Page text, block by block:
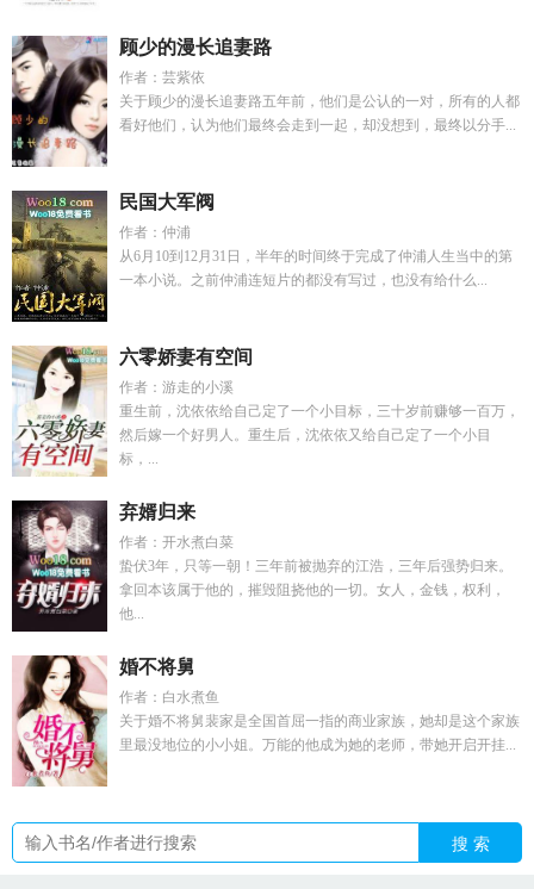
顾少的漫长追妻路
作者：芸紫依
关于顾少的漫长追妻路五年前，他们是公认的一对，所有的人都
看好他们，认为他们最终会走到一起，却没想到，最终以分手...
民国大军阀
作者：仲浦
从6月10到12月31日，半年的时间终于完成了仲浦人生当中的第
一本小说。之前仲浦连短片的都没有写过，也没有给什么...
六零娇妻有空间
作者：游走的小溪
重生前，沈依依给自己定了一个小目标，三十岁前赚够一百万，
然后嫁一个好男人。重生后，沈依依又给自己定了一个小目
标，...
弃婿归来
作者：开水煮白菜
蛰伏3年，只等一朝！三年前被抛弃的江浩，三年后强势归来。
拿回本该属于他的，摧毁阻挠他的一切。女人，金钱，权利，
他...
婚不将舅
作者：白水煮鱼
关于婚不将舅裴家是全国首屈一指的商业家族，她却是这个家族
里最没地位的小小姐。万能的他成为她的老师，带她开启开挂...
搜 索